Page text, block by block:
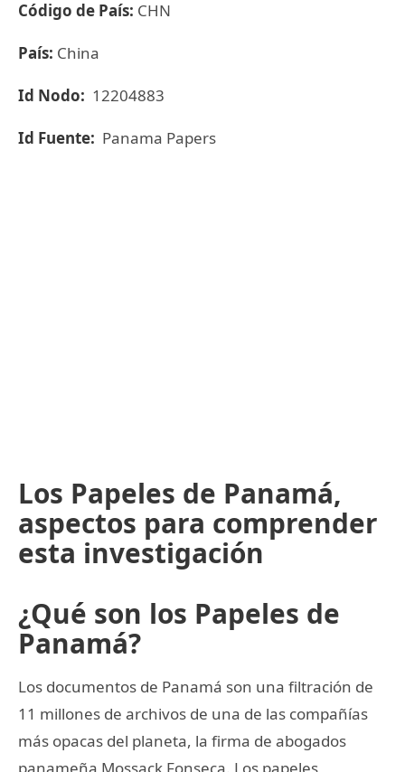
Código de País: CHN
País: China
Id Nodo: 12204883
Id Fuente: Panama Papers
Los Papeles de Panamá,
aspectos para comprender
esta investigación
¿Qué son los Papeles de
Panamá?
Los documentos de Panamá son una filtración de
11 millones de archivos de una de las compañías
más opacas del planeta, la firma de abogados